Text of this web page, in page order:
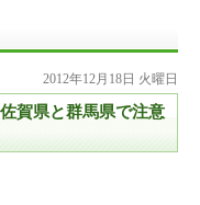
2012年12月18日 火曜日
賀県と群馬県で注意